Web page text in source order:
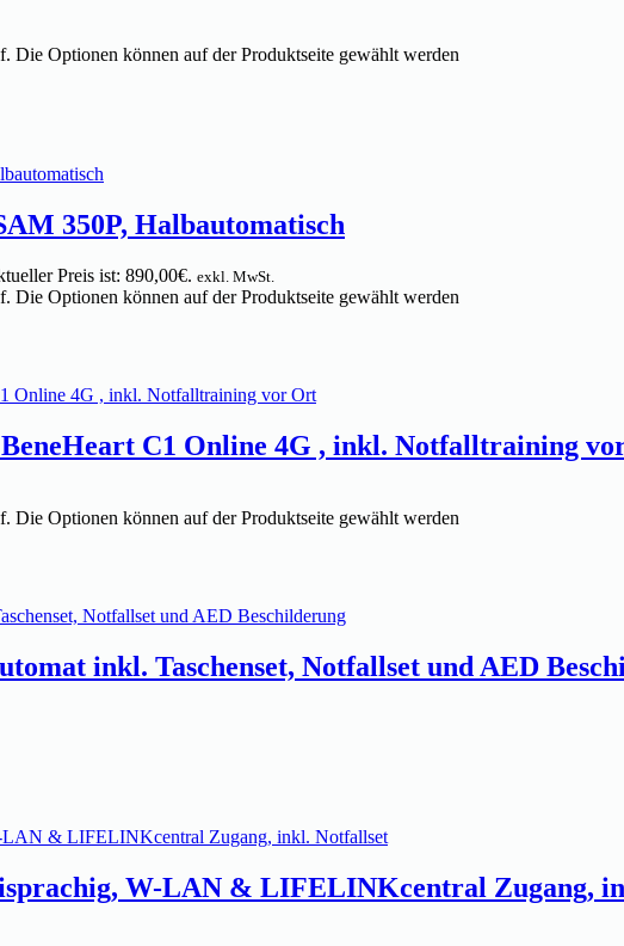
Die Optionen können auf der Produktseite gewählt werden
350P, Halbautomatisch
Preis ist: 890,00€. exkl. MwSt.
Die Optionen können auf der Produktseite gewählt werden
C1 Online 4G , inkl. Notfalltraining
Die Optionen können auf der Produktseite gewählt werden
inkl. Taschenset, Notfallset und AED
W-LAN & LIFELINKcentral Zugang,